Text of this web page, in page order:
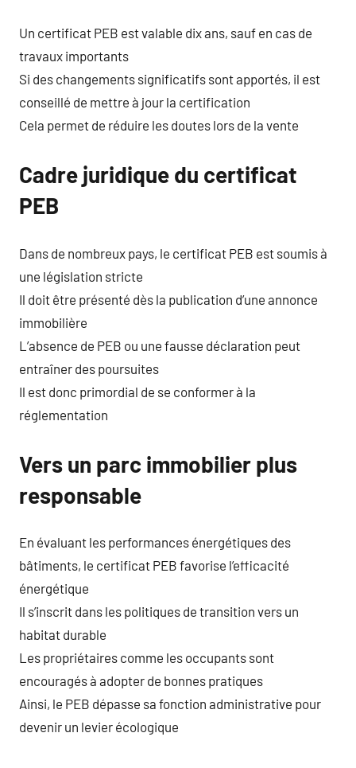
Un certificat PEB est valable dix ans, sauf en cas de
travaux importants
Si des changements significatifs sont apportés, il est
conseillé de mettre à jour la certification
Cela permet de réduire les doutes lors de la vente
Cadre juridique du certificat
PEB
Dans de nombreux pays, le certificat PEB est soumis à
une législation stricte
Il doit être présenté dès la publication d’une annonce
immobilière
L’absence de PEB ou une fausse déclaration peut
entraîner des poursuites
Il est donc primordial de se conformer à la
réglementation
Vers un parc immobilier plus
responsable
En évaluant les performances énergétiques des
bâtiments, le certificat PEB favorise l’efficacité
énergétique
Il s’inscrit dans les politiques de transition vers un
habitat durable
Les propriétaires comme les occupants sont
encouragés à adopter de bonnes pratiques
Ainsi, le PEB dépasse sa fonction administrative pour
devenir un levier écologique